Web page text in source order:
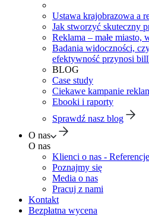
Ustawa krajobrazowa a
Jak stworzyć skuteczny
Reklama – małe miasto,
Badania widoczności,
efektywność przynosi
BLOG
Case study
Ciekawe kampanie
Ebooki i raporty
Sprawdź nasz blog
O nas
O nas
Klienci o nas - Referencje
Poznajmy się
Media o nas
Pracuj z nami
Kontakt
Bezpłatna wycena